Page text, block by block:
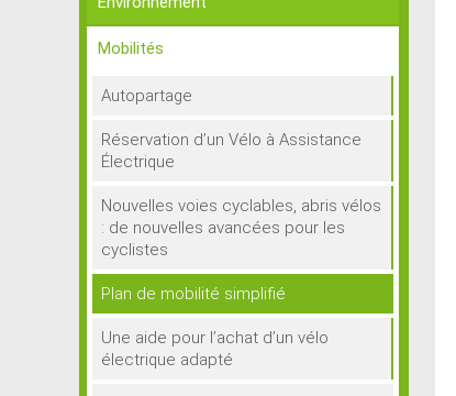
Mobilités
Autopartage
Réservation d’un Vélo à Assistance
Électrique
Nouvelles voies cyclables, abris vélos
: de nouvelles avancées pour les
cyclistes
Plan de mobilité simplifié
Une aide pour l’achat d’un vélo
électrique adapté